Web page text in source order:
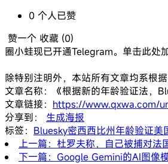
0 个人已赞
赞一个 收藏 (0)
圈小蛙现已开通Telegram。单击此处
除特别注明外，本站所有文章均系根
文章名称：《根据新的年龄验证法，
文章链接： https://www.qxwa.com/
分享到：
生成海报
标签： Bluesky密西西比州年龄验证美
上一篇：杜罗夫称，自己被捕对法
下一篇：Google Gemini的AI图像